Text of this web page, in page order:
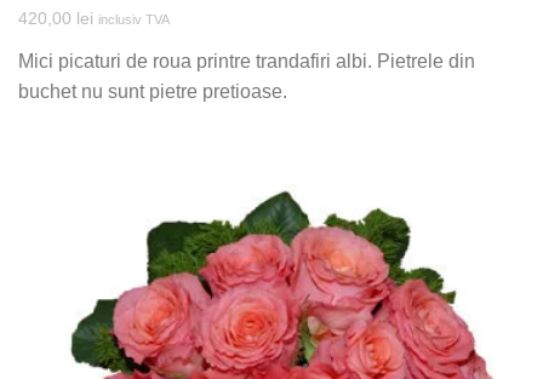
420,00 lei inclusiv TVA
Mici picaturi de roua printre trandafiri albi. Pietrele din
buchet nu sunt pietre pretioase.